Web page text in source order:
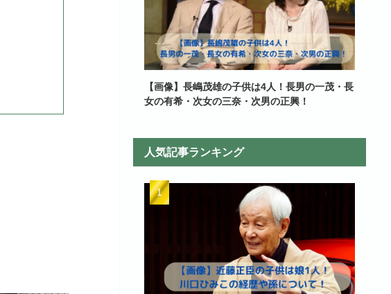
【画像】長嶋茂雄の子供は4人！長男の一茂・長
女の有希・次女の三奈・次男の正興！
人気記事ランキング